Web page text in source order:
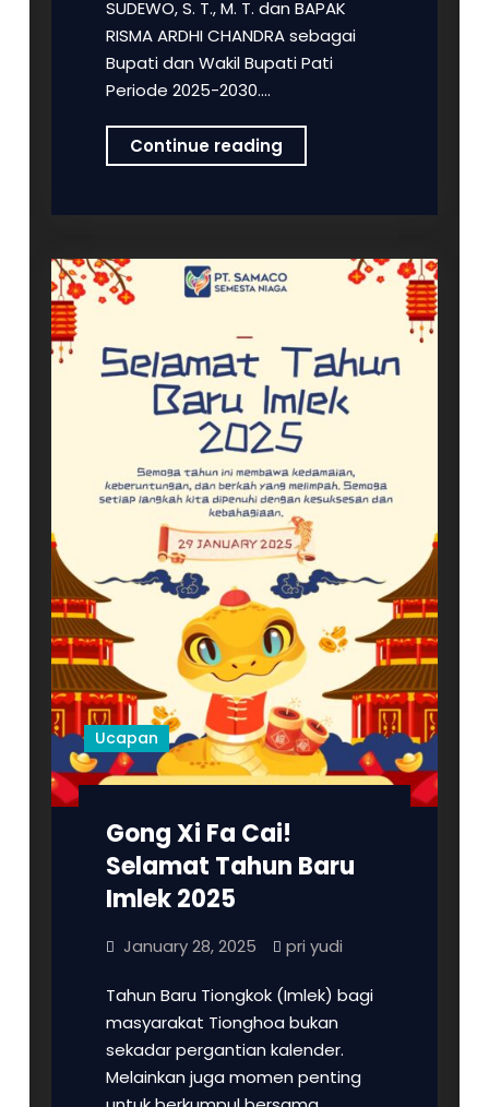
SUDEWO, S. T., M. T. dan BAPAK
RISMA ARDHI CHANDRA sebagai
Bupati dan Wakil Bupati Pati
Periode 2025-2030.…
Continue readingPT
Samaco
mengucapkan
Selamat
atas
pelantikan
BAPAK
H.
SUDEWO,
S.
T.,
M.
T.
dan
BAPAK
RISMA
ARDHI
CHANDRA
sebagai
Bupati
Wakil
Bupati
Pati
2025-
2030.
Ucapan
Gong Xi Fa Cai!
Selamat Tahun Baru
Imlek 2025
January 28, 2025 pri yudi
Tahun Baru Tiongkok (Imlek) bagi
masyarakat Tionghoa bukan
sekadar pergantian kalender.
Melainkan juga momen penting